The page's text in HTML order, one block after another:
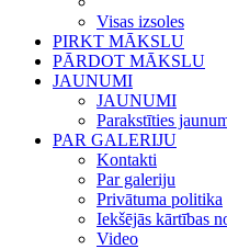
Visas izsoles
PIRKT MĀKSLU
PĀRDOT MĀKSLU
JAUNUMI
JAUNUMI
Parakstīties
PAR GALERIJU
Kontakti
Par galeriju
Privātuma politika
Iekšējās kārtības
Video